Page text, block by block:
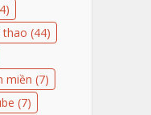
thao (44)
miền (7)
(7)